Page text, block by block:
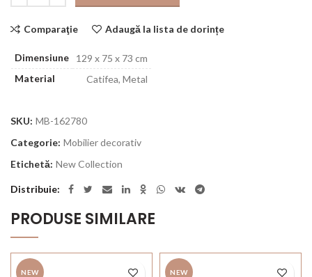
Comparaţie Adaugă la lista de dorințe
Dimensiune
129 x 75 x 73 cm
Material
Catifea, Metal
SKU: MB-162780
Categorie: Mobilier decorativ
Etichetă: New Collection
Distribuie
PRODUSE SIMILARE
NEW NEW